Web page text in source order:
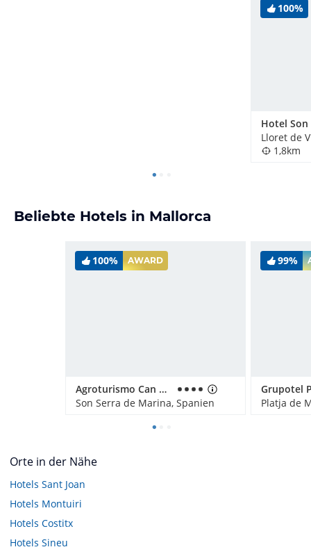
100%
Hotel Son
Lloret de
1,8km
Beliebte Hotels in Mallorca
100% AWARD
Agroturismo Can Pere Rei
Son Serra de Marina, Spanien
99%
Orte in der Nähe
Hotels Sant Joan
Hotels Montuiri
Hotels Costitx
Hotels Sineu